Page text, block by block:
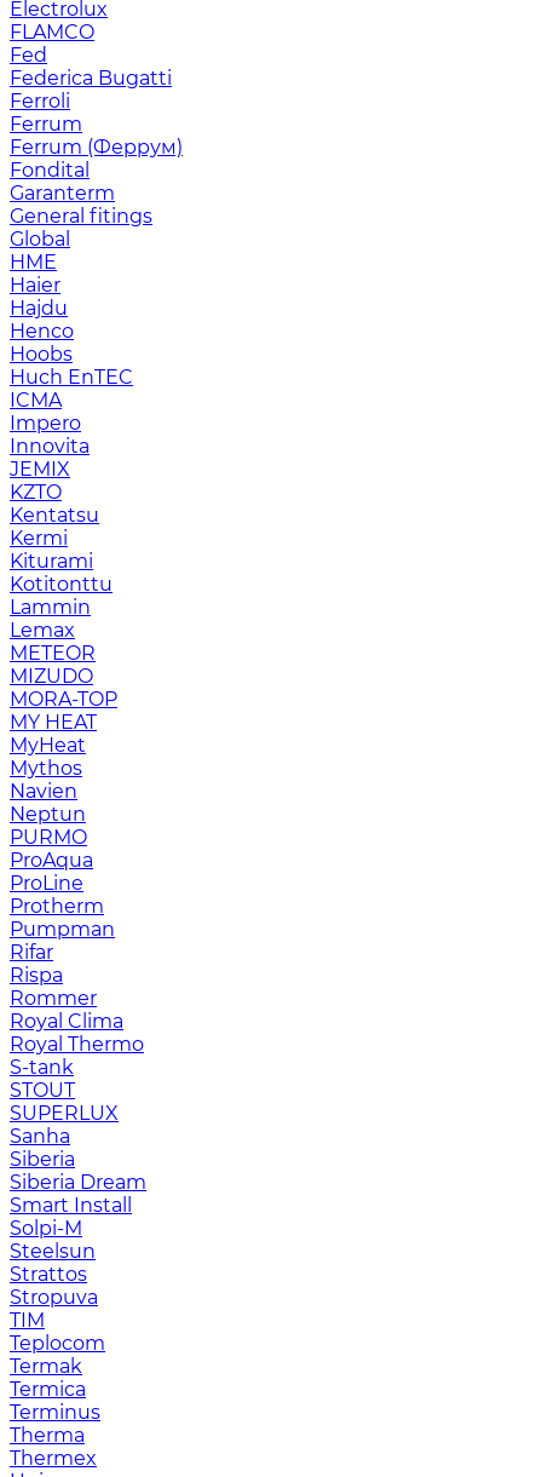
Electrolux
FLAMCO
Fed
Federica Bugatti
Ferroli
Ferrum
Ferrum (Феррум)
Fondital
Garanterm
General fitings
Global
HME
Haier
Hajdu
Henco
Hoobs
Huch EnTEC
ICMA
Impero
Innovita
JEMIX
KZTO
Kentatsu
Kermi
Kiturami
Kotitonttu
Lammin
Lemax
METEOR
MIZUDO
MORA-TOP
MY HEAT
MyHeat
Mythos
Navien
Neptun
PURMO
ProAqua
ProLine
Protherm
Pumpman
Rifar
Rispa
Rommer
Royal Clima
Royal Thermo
S-tank
STOUT
SUPERLUX
Sanha
Siberia
Siberia Dream
Smart Install
Solpi-M
Steelsun
Strattos
Stropuva
TIM
Teplocom
Termak
Termica
Terminus
Therma
Thermex